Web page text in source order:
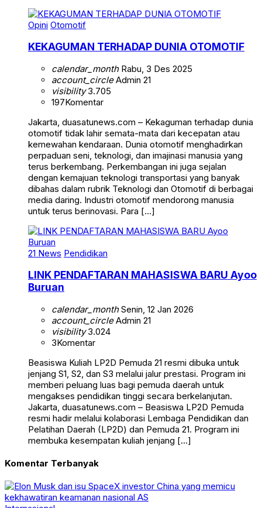
Opini Otomotif
KEKAGUMAN TERHADAP DUNIA OTOMOTIF
calendar_monthRabu, 3 Des 2025
account_circleAdmin 21
visibility3.705
197Komentar
Jakarta, duasatunews.com – Kekaguman terhadap dunia
otomotif tidak lahir semata-mata dari kecepatan atau
kemewahan kendaraan. Dunia otomotif menghadirkan
perpaduan seni, teknologi, dan imajinasi manusia yang
terus berkembang. Perkembangan ini juga sejalan
dengan kemajuan teknologi transportasi yang banyak
dibahas dalam rubrik Teknologi dan Otomotif di berbagai
media daring. Industri otomotif mendorong manusia
untuk terus berinovasi. Para […]
21 News Pendidikan
LINK PENDAFTARAN MAHASISWA BARU Ayoo
Buruan
calendar_monthSenin, 12 Jan 2026
account_circleAdmin 21
visibility3.024
3Komentar
Beasiswa Kuliah LP2D Pemuda 21 resmi dibuka untuk
jenjang S1, S2, dan S3 melalui jalur prestasi. Program ini
memberi peluang luas bagi pemuda daerah untuk
mengakses pendidikan tinggi secara berkelanjutan.
Jakarta, duasatunews.com – Beasiswa LP2D Pemuda
resmi hadir melalui kolaborasi Lembaga Pendidikan dan
Pelatihan Daerah (LP2D) dan Pemuda 21. Program ini
membuka kesempatan kuliah jenjang […]
Komentar Terbanyak